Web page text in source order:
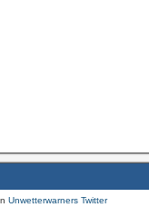
cmFX…